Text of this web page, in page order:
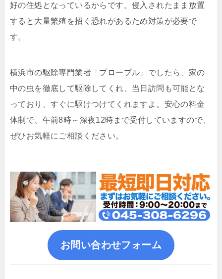
好の住処となっているからです。侵入されたまま放置
すると大量繁殖を招く恐れがあるため対策が必要で
す。
横浜市の駆除専門業者「プロープル」でしたら、家の
中の虫を徹底して駆除してくれ、当日訪問も可能とな
っており、すぐに駆けつけてくれますよ。安心の料金
体制で、午前8時～深夜12時まで受付していますので、
ぜひお気軽にご相談ください。
お問い合わせフォーム